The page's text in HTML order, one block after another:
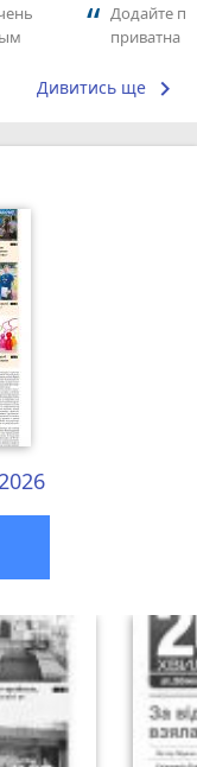
Додайте
приватна
Дивитись ще keyboard_arrow_right